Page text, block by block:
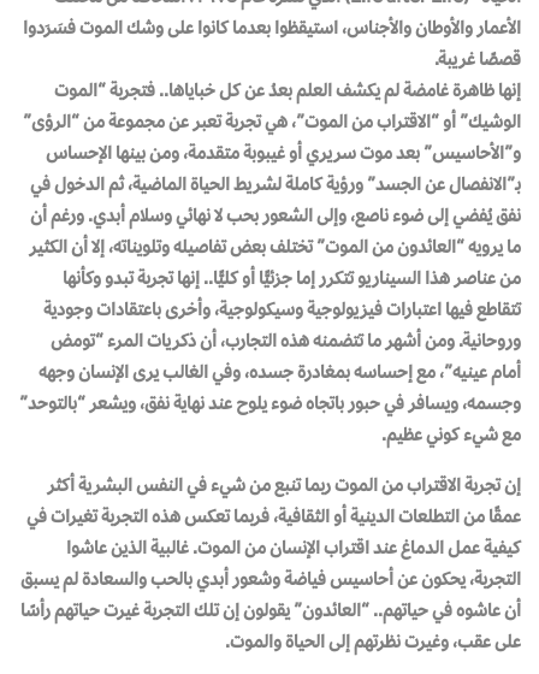
الأعمار والأوطان والأجناس، استيقظوا بعدما كانوا على وشك الموت فسَرَدوا
قصصًا غريبة.
إنها ظاهرة غامضة لم يكشف العلم بعدُ عن كل خباياها.. فتجربة “الموت
الوشيك” أو “الاقتراب من الموت”، هي تجربة تعبر عن مجموعة من “الرؤى”
و”الأحاسيس” بعد موت سريري أو غيبوبة متقدمة، ومن بينها الإحساس
بـ”الانفصال عن الجسد” ورؤية كاملة لشريط الحياة الماضية، ثم الدخول في
نفق يُفضي إلى ضوء ناصع، وإلى الشعور بحب لا نهائي وسلام أبدي. ورغم أن
ما يرويه “العائدون من الموت” تختلف بعض تفاصيله وتلويناته، إلا أن الكثير
من عناصر هذا السيناريو تتكرر إما جزئيًّا أو كليًّا.. إنها تجربة تبدو وكأنها
تتقاطع فيها اعتبارات فيزيولوجية وسيكولوجية، وأخرى باعتقادات وجودية
وروحانية. ومن أشهر ما تتضمنه هذه التجارب، أن ذكريات المرء “تومض
أمام عينيه”، مع إحساسه بمغادرة جسده، وفي الغالب يرى الإنسان وجهه
وجسمه، ويسافر في حبور باتجاه ضوء يلوح عند نهاية نفق، ويشعر “بالتوحد”
مع شيء كوني عظيم.
إن تجربة الاقتراب من الموت ربما تنبع من شيء في النفس البشرية أكثر
عمقًا من التطلعات الدينية أو الثقافية، فربما تعكس هذه التجربة تغيرات في
كيفية عمل الدماغ عند اقتراب الإنسان من الموت. غالبية الذين عاشوا
التجربة، يحكون عن أحاسيس فياضة وشعور أبدي بالحب والسعادة لم يسبق
أن عاشوه في حياتهم.. “العائدون” يقولون إن تلك التجربة غيرت حياتهم رأسًا
على عقب، وغيرت نظرتهم إلى الحياة والموت.